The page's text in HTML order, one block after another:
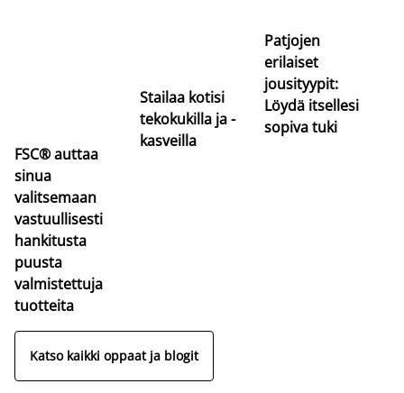
FSC® auttaa
sinua
valitsemaan
vastuullisesti
hankitusta
puusta
valmistettuja
tuotteita
Stailaa kotisi
tekokukilla ja -
kasveilla
Patjojen
erilaiset
jousityypit:
Löydä itsellesi
sopiva tuki
Katso kaikki oppaat ja blogit